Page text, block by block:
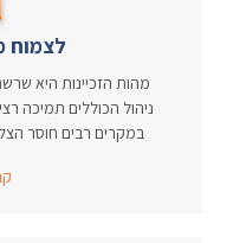
לצמוח
מהות הזכיינות היא
ניהול הכוללים תמיכה
במקרים רבים חוסר